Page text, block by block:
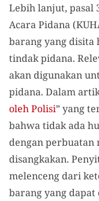
Lebih lanjut, pasal
Acara Pidana
barang yang
tindak pidana.
akan digunakan
pidana. Dalam
oleh Polisi” yang
bahwa tidak ada
dengan perbuatan
disangkakan.
melenceng dari
barang yang